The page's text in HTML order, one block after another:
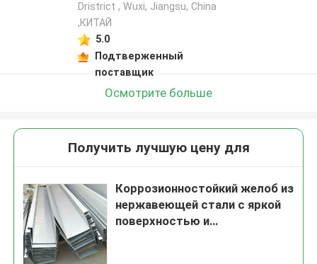
Dristrict , Wuxi, Jiangsu, China
,КИТАЙ
5.0
Подтверженный
поставщик
Осмотрите больше
Получить лучшую цену для
Коррозионностойкий желоб из
нержавеющей стали с яркой
поверхностью и